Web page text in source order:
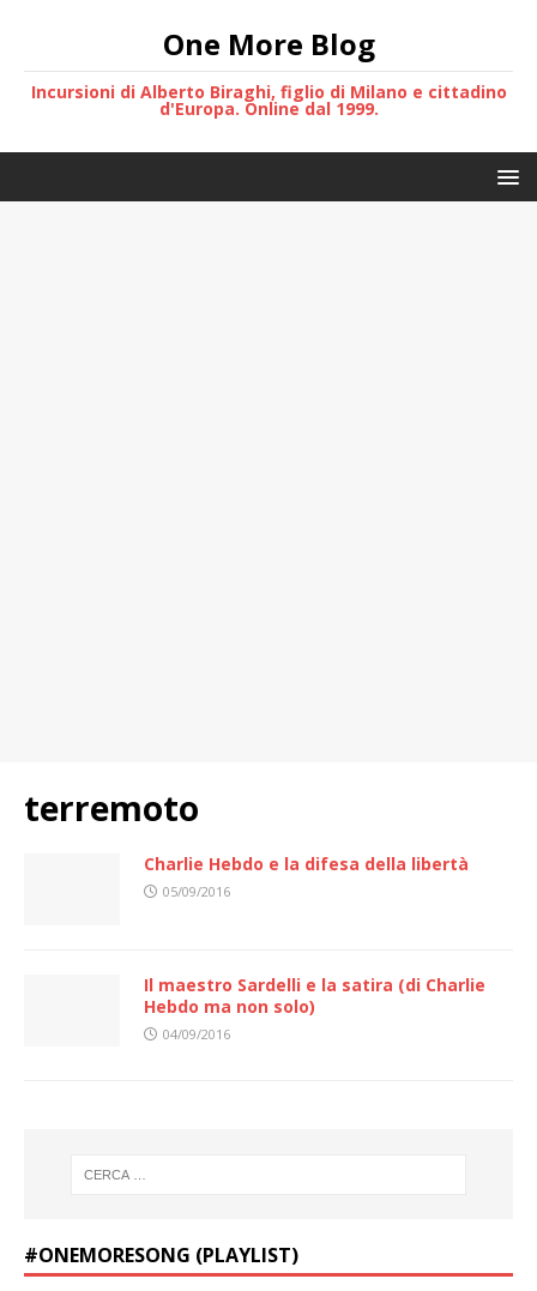
One More Blog
Incursioni di Alberto Biraghi, figlio di Milano e cittadino
d'Europa. Online dal 1999.
terremoto
Charlie Hebdo e la difesa della libertà
05/09/2016
Il maestro Sardelli e la satira (di Charlie
Hebdo ma non solo)
04/09/2016
#ONEMORESONG (PLAYLIST)